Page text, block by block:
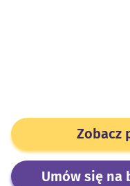
Zobacz
Umów się na